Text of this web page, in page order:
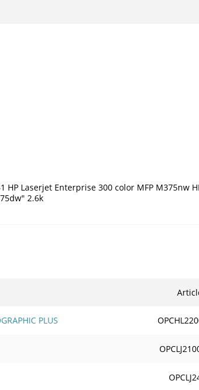
HP Laserjet Enterprise 300 color MFP
2.6k
PLUS